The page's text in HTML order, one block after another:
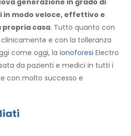
in modo veloce, effettivo e
propria casa. Tutto quanto con
e con la tolleranza
come oggi, la ionoforesi Electro
da pazienti e medici in tutti i
con molto successo e